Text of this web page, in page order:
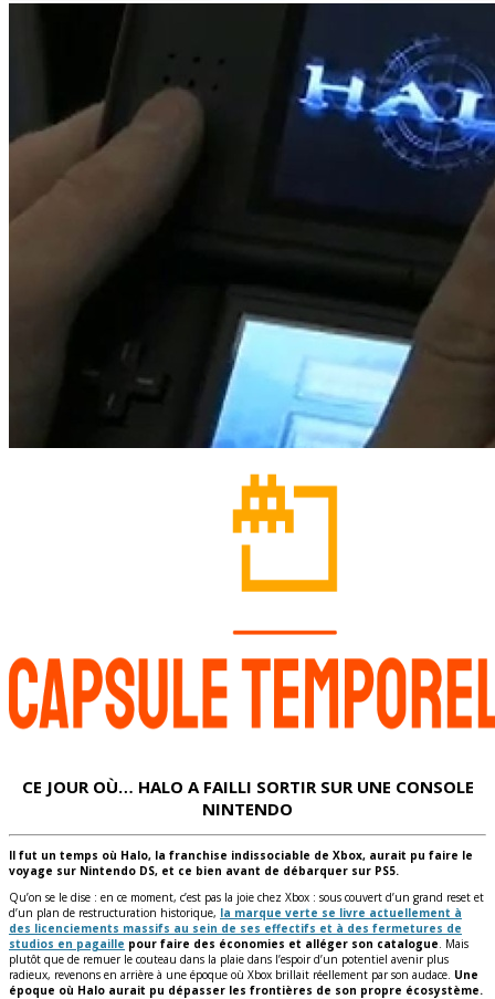
CE JOUR OÙ… HALO A FAILLI SORTIR SUR UNE CONSOLE
NINTENDO
Il fut un temps où Halo, la franchise indissociable de Xbox, aurait pu faire le
voyage sur Nintendo DS, et ce bien avant de débarquer sur PS5.
Qu’on se le dise : en ce moment, c’est pas la joie chez Xbox : sous couvert d’un grand reset et
d’un plan de restructuration historique, la marque verte se livre actuellement à
des licenciements massifs au sein de ses effectifs et à des fermetures de
studios en pagaille pour faire des économies et alléger son catalogue . Mais
plutôt que de remuer le couteau dans la plaie dans l’espoir d’un potentiel avenir plus
radieux, revenons en arrière à une époque où Xbox brillait réellement par son audace. Une
époque où Halo aurait pu dépasser les frontières de son propre écosystème.